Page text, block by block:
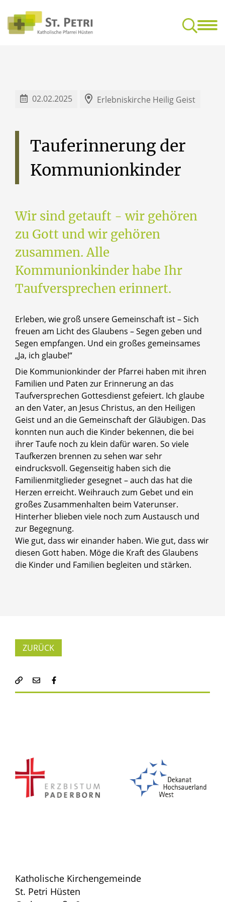
02.02.2025 Erlebniskirche Heilig Geist
Tauferinnerung der
Kommunionkinder
Wir sind getauft - wir gehören
zu Gott und wir gehören
zusammen. Alle
Kommunionkinder habe Ihr
Taufversprechen erinnert.
Erleben, wie groß unsere Gemeinschaft ist – Sich
freuen am Licht des Glaubens – Segen geben und
Segen empfangen. Und ein großes gemeinsames
„Ja, ich glaube!“
Die Kommunionkinder der Pfarrei haben mit ihren
Familien und Paten zur Erinnerung an das
Taufversprechen Gottesdienst gefeiert. Ich glaube
an den Vater, an Jesus Christus, an den Heiligen
Geist und an die Gemeinschaft der Gläubigen. Das
konnten nun auch die Kinder bekennen, die bei
ihrer Taufe noch zu klein dafür waren. So viele
Taufkerzen brennen zu sehen war sehr
eindrucksvoll. Gegenseitig haben sich die
Familienmitglieder gesegnet – auch das hat die
Herzen erreicht. Weihrauch zum Gebet und ein
großes Zusammenhalten beim Vaterunser.
Hinterher blieben viele noch zum Austausch und
zur Begegnung.
Wie gut, dass wir einander haben. Wie gut, dass wir
diesen Gott haben. Möge die Kraft des Glaubens
die Kinder und Familien begleiten und stärken.
ZURÜCK
Katholische Kirchengemeinde
St. Petri Hüsten